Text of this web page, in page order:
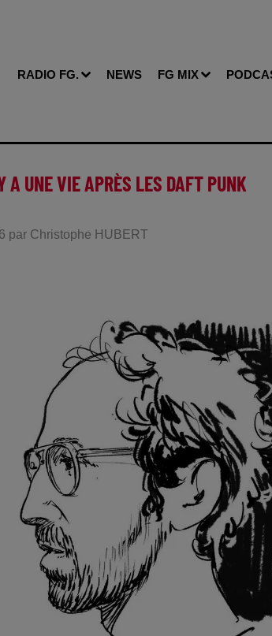
RADIO FG. NEWS FG MIX
A UNE VIE APRÈS LES DAFT PUNK
par Christophe HUBERT